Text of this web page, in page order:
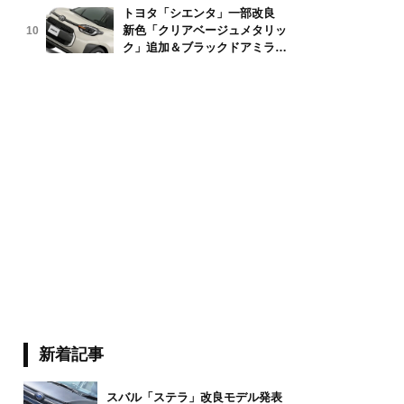
10
トヨタ「シエンタ」一部改良
新色「クリアベージュメタリッ
ク」追加＆ブラックドアミラー
新着記事
スバル「ステラ」改良モデル発表